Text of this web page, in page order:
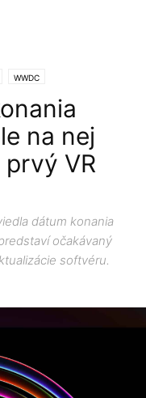
WWDC
na nej
prvý VR
dátum konania
očakávaný
softvéru.